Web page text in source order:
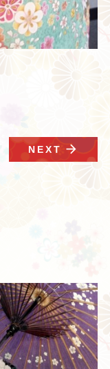
NEXT arrow_forward